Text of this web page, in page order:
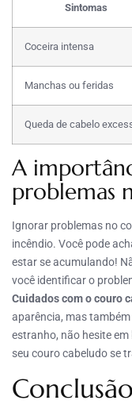
Sintomas
Coceira intensa
Manchas ou feridas
Queda de cabelo
A
problemas
Ignorar problemas no
incêndio. Você pode
estar se acumulando!
você identificar o
Cuidados com o couro
aparência, mas
estranho, não hesite
seu couro cabeludo se
Conclusão